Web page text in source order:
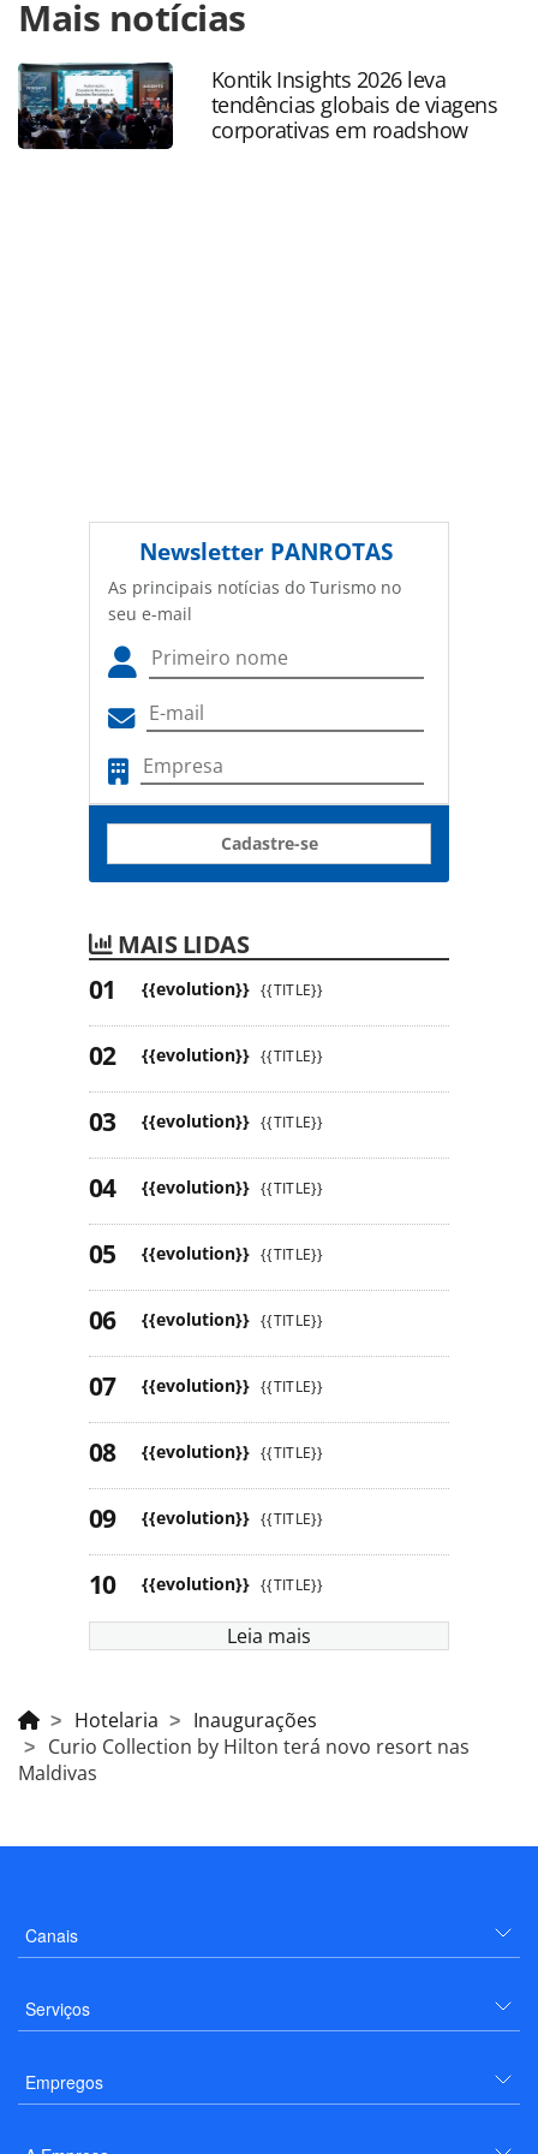
https://www.panrotas.com.br/hotelaria/inauguracoes/
collection-by-hilton-tera-novo-resort-nas-
maldivas_154341.html ou as ferramentas oferecidas na
página. Todo o conteúdo produzido pela PANROTAS
Editora é protegido pela legislação brasileira sobre direito
autoral. Não reproduza o conteúdo sem autorização da
Mais notícias
Kontik Insights 2026 leva
tendências globais de viagens
corporativas em roadshow
Newsletter PANROTAS
As principais notícias do Turismo no
seu e-mail
Cadastre-se
MAIS LIDAS
{{evolution}} {{TITLE}}
{{evolution}} {{TITLE}}
{{evolution}} {{TITLE}}
{{evolution}} {{TITLE}}
{{evolution}} {{TITLE}}
{{evolution}} {{TITLE}}
{{evolution}} {{TITLE}}
{{evolution}} {{TITLE}}
{{evolution}} {{TITLE}}
{{evolution}} {{TITLE}}
Leia mais
Hotelaria
Inaugurações
Curio Collection by Hilton terá novo resort nas
Maldivas
Canais
Serviços
Empregos